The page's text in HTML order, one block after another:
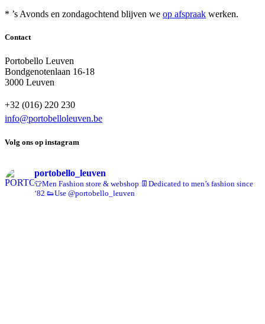
* ’s Avonds en zondagochtend blijven we op afspraak werken.
Contact
Portobello Leuven
Bondgenotenlaan 16-18
3000 Leuven
+32 (016) 220 230
info@portobelloleuven.be
Volg ons op instagram
portobello_leuven
👕Men Fashion store & webshop 👖Dedicated to men’s fashion since
‘82 👟Use @portobello_leuven